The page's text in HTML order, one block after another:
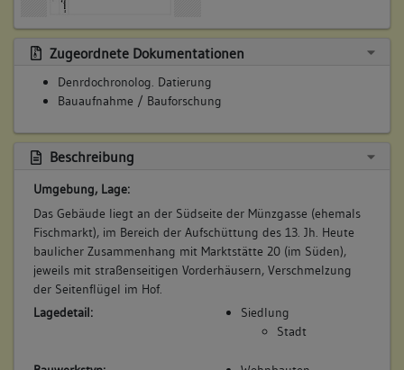
Betroffene Gebäudeteile:
Erdgeschoss
Obergeschoss(e)
5. Bauphase:
(1900 - 1920)
1. Hälfte 20. Jh. (a, s) Abtrennung des EG von den oberen
Geschossen mit Verlegung der Erschließung (einläufige
Treppe) in den Seitenflügel Marktstätte 20. Zur Anbindung
der Seitenflügel an das Vorderhaus Schließung der ca. 2 m
breiten Lücke und Abbruch des Laubengangs in diesem
Bereich. Aufstockung und Neugestaltung des Seitenflügels
Münzgasse 11 mit heutigen Öffnungen.
Betroffene Gebäudeteile:
Zugeordnete Dokumentationen
Denrdochronolog. Datierung
Bauaufnahme / Bauforschung
Beschreibung
Umgebung, Lage:
Das Gebäude liegt an der Südseite der Münzgasse (ehemals
Fischmarkt), im Bereich der Aufschüttung des 13. Jh. Heute
baulicher Zusammenhang mit Marktstätte 20 (im Süden),
jeweils mit straßenseitigen Vorderhäusern, Verschmelzung
der Seitenflügel im Hof.
Lagedetail:
Siedlung
Stadt